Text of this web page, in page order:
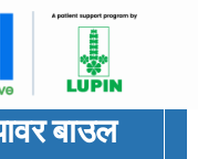
बाउल